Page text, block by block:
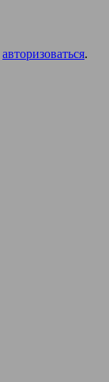
авторизоваться.